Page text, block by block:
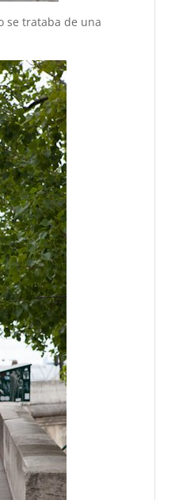
se trataba de una